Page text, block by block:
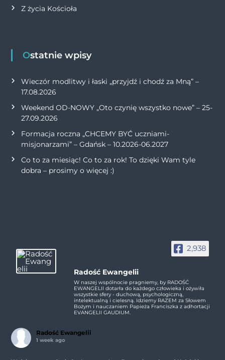
Z życia Kościoła
Ostatnie wpisy
Wieczór modlitwy i łaski „przyjdź i chodź za Mną” –
17.08.2026
Weekend OD-NOWY „Oto czynię wszystko nowe” – 25-
27.09.2026
Formacja roczna „CHCEMY BYĆ uczniami-
misjonarzami” – Gdańsk – 10.2026-06.2027
Co to za miesiąc! Co to za rok! To dzięki Wam tyle
dobra – prosimy o więcej :)
2,938
Radość Ewangelii
W naszej wspólnocie pragniemy, by RADOŚĆ
EWANGELII dotarła do każdego człowieka i ożywiła
wszystkie sfery - duchową, psychologiczną,
intelektualną i cielesną. Idziemy RAZEM za Słowem
Bożym i nauczaniem Papieża Franciszka z adhortacji
EVANGELII GAUDIUM.
Radość Ewangelii
1 week ago